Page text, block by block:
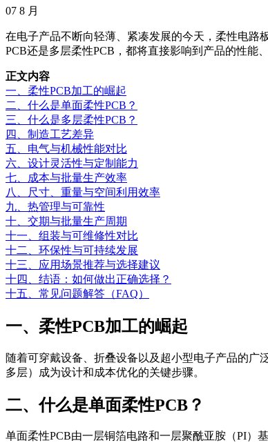
07 8 月
在电子产品不断向轻薄、紧凑发展的今天，柔性电路
PCB还是多层柔性PCB，都将直接影响到产品的性能
正文内容
一、柔性PCB加工的崛起
二、什么是单面柔性PCB？
三、什么是多层柔性PCB？
四、制造工艺差异
五、电气与机械性能对比
六、设计灵活性与定制能力
七、成本与批量生产效率
八、尺寸、重量与空间利用效率
九、热管理与可靠性
十、交期与批量生产周期
十一、组装与可维修性对比
十二、环保性与可持续发展
十三、应用场景推荐与选择建议
十四、结语：如何做出正确选择？
十五、常见问题解答（FAQ）
一、柔性PCB加工的崛起
随着可穿戴设备、折叠设备以及超小型电子产品的广
多层）成为设计和成本优化的关键步骤。
二、什么是单面柔性PCB？
单面柔性PCB由一层铜箔电路和一层聚酰亚胺（PI）